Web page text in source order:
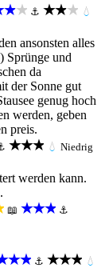
⚓ ★★★ 💧
ansonsten alles
Sprünge und
da
der Sonne gut
genug hoch
werden, geben
preis.
★★★ 💧 Niedrig
werden kann.
📖 ★★★ ⚓
⚓ ★★★ 💧